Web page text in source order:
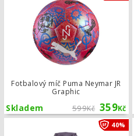
Fotbalový míč Puma Neymar JR
Graphic
599Kč 359Kč
Skladem
40%